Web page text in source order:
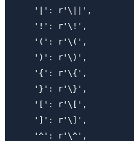
    '|': r'\||',
    '!': r'\!',
    '(': r'\(',
    ')': r'\)',
    '{': r'\{',
    '}': r'\}',
    '[': r'\[',
    ']': r'\]',
    '^': r'\^',